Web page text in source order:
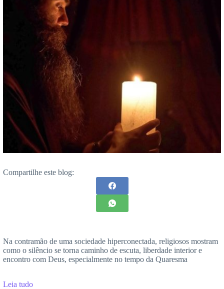
Compartilhe este blog:
Na contramão de uma sociedade hiperconectada, religiosos mostram
como o silêncio se torna caminho de escuta, liberdade interior e
encontro com Deus, especialmente no tempo da Quaresma
Leia tudo